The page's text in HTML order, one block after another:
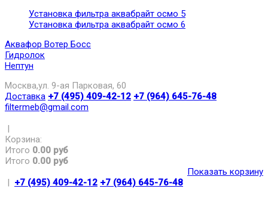
Установка фильтра аквабрайт осмо 5
Установка фильтра аквабрайт осмо 6
Аквафор Вотер Босс
Гидролок
Нептун
Москва,ул. 9-ая Парковая, 60
Доставка +7 (495) 409-42-12 +7 (964) 645-76-48
filtermeb@gmail.com
|
Корзина:
Итого 0.00 руб
Итого 0.00 руб
Показать корзину
| +7 (495) 409-42-12 +7 (964) 645-76-48